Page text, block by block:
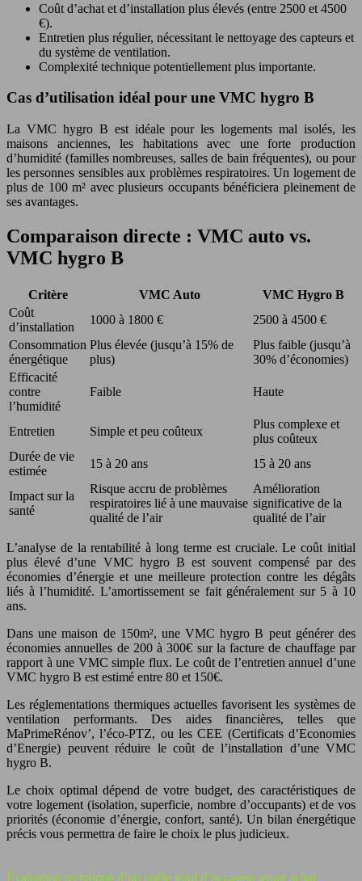
Coût d’achat et d’installation plus élevés (entre 2500 et 4500
€).
Entretien plus régulier, nécessitant le nettoyage des capteurs et
du système de ventilation.
Complexité technique potentiellement plus importante.
Cas d’utilisation idéal pour une VMC hygro B
La VMC hygro B est idéale pour les logements mal isolés, les
maisons anciennes, les habitations avec une forte production
d’humidité (familles nombreuses, salles de bain fréquentes), ou pour
les personnes sensibles aux problèmes respiratoires. Un logement de
plus de 100 m² avec plusieurs occupants bénéficiera pleinement de
ses avantages.
Comparaison directe : VMC auto vs.
VMC hygro B
Critère VMC Auto
VMC Hygro B
Coût
d’installation
1000 à 1800 €
2500 à 4500 €
Consommation
énergétique
Plus élevée (jusqu’à 15% de
plus)
Plus faible (jusqu’à
30% d’économies)
Efficacité
contre
l’humidité
Faible Haute
Entretien Simple et peu coûteux
Plus complexe et
plus coûteux
Durée de vie
estimée
15 à 20 ans 15 à 20 ans
Impact sur la
santé
Risque accru de problèmes
respiratoires lié à une mauvaise
qualité de l’air
Amélioration
significative de la
qualité de l’air
L’analyse de la rentabilité à long terme est cruciale. Le coût initial
plus élevé d’une VMC hygro B est souvent compensé par des
économies d’énergie et une meilleure protection contre les dégâts
liés à l’humidité. L’amortissement se fait généralement sur 5 à 10
ans.
Dans une maison de 150m², une VMC hygro B peut générer des
économies annuelles de 200 à 300€ sur la facture de chauffage par
rapport à une VMC simple flux. Le coût de l’entretien annuel d’une
VMC hygro B est estimé entre 80 et 150€.
Les réglementations thermiques actuelles favorisent les systèmes de
ventilation performants. Des aides financières, telles que
MaPrimeRénov’, l’éco-PTZ, ou les CEE (Certificats d’Economies
d’Energie) peuvent réduire le coût de l’installation d’une VMC
hygro B.
Le choix optimal dépend de votre budget, des caractéristiques de
votre logement (isolation, superficie, nombre d’occupants) et de vos
priorités (économie d’énergie, confort, santé). Un bilan énergétique
précis vous permettra de faire le choix le plus judicieux.
Évaluation technique d’un poêle jotul d’occasion avant achat